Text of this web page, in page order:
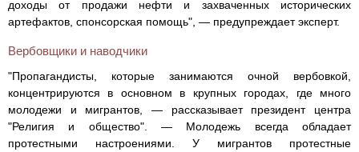
доходы от продажи нефти и захваченных исторических
артефактов, спонсорская помощь", — предупреждает эксперт.
Вербовщики и наводчики
"Пропагандисты, которые занимаются очной вербовкой,
концентрируются в основном в крупных городах, где много
молодежи и мигрантов, — рассказывает президент центра
"Религия и общество". — Молодежь всегда обладает
протестными настроениями. У мигрантов протестные